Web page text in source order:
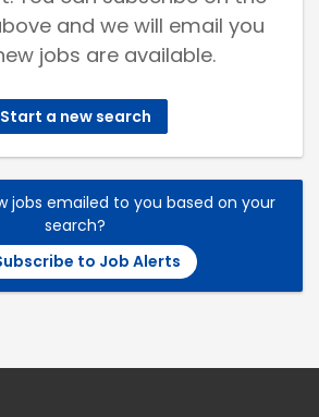
and we will email you
jobs are available.
Start a new search
jobs emailed to you based on your
search?
to Job Alerts